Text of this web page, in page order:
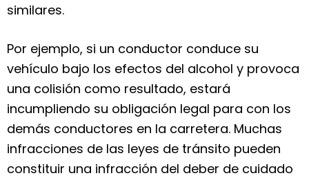
similares.
Por ejemplo, si un conductor conduce su
vehículo bajo los efectos del alcohol y provoca
una colisión como resultado, estará
incumpliendo su obligación legal para con los
demás conductores en la carretera. Muchas
infracciones de las leyes de tránsito pueden
constituir una infracción del deber de cuidado